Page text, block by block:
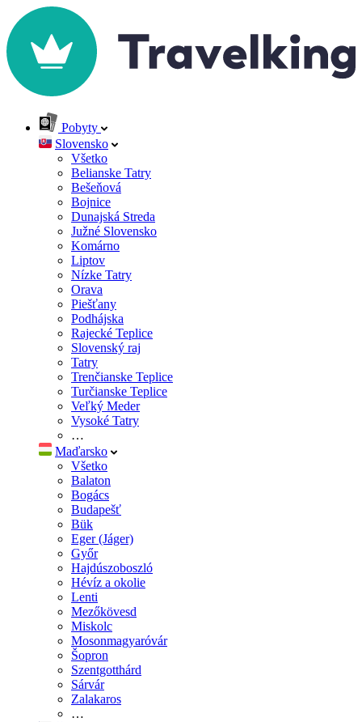
Pobyty
Slovensko
Všetko
Belianske Tatry
Bešeňová
Bojnice
Dunajská Streda
Južné Slovensko
Komárno
Liptov
Nízke Tatry
Orava
Piešťany
Podhájska
Rajecké Teplice
Slovenský raj
Tatry
Trenčianske Teplice
Turčianske Teplice
Veľký Meder
Vysoké Tatry
…
Maďarsko
Všetko
Balaton
Bogács
Budapešť
Bük
Eger (Jáger)
Győr
Hajdúszoboszló
Hévíz a okolie
Lenti
Mezőkövesd
Miskolc
Mosonmagyaróvár
Šopron
Szentgotthárd
Sárvár
Zalakaros
…